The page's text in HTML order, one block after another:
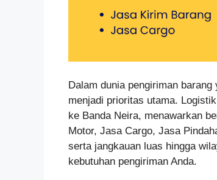
Dalam dunia pengiriman
menjadi prioritas utama.
ke Banda Neira, menawarkan
Motor, Jasa Cargo, Jasa
serta jangkauan luas hingga
kebutuhan pengiriman Anda.